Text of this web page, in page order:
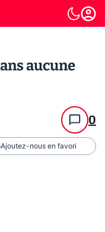
aucune
0
Ajoutez-nous en favori